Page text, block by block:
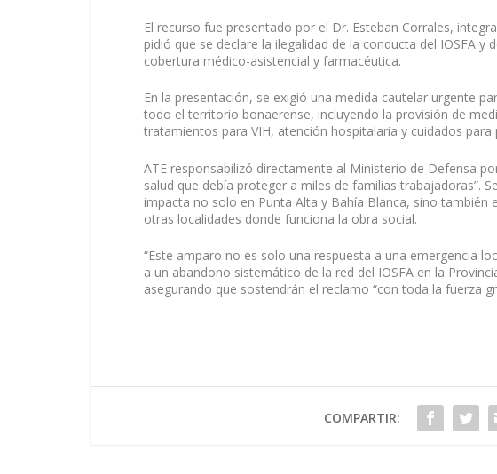
El recurso fue presentado por el Dr. Esteban Corrales,
pidió que se declare la ilegalidad de la conducta del IOSFA y
cobertura médico-asistencial y farmacéutica.
En la presentación, se exigió una medida cautelar urgente
todo el territorio bonaerense, incluyendo la provisión de
tratamientos para VIH, atención hospitalaria y cuidados para
ATE responsabilizó directamente al Ministerio de Defensa
salud que debía proteger a miles de familias trabajadoras”.
impacta no solo en Punta Alta y Bahía Blanca, sino también
otras localidades donde funciona la obra social.
“Este amparo no es solo una respuesta a una emergencia
a un abandono sistemático de la red del IOSFA en la
asegurando que sostendrán el reclamo “con toda la fuerza
COMPARTIR: